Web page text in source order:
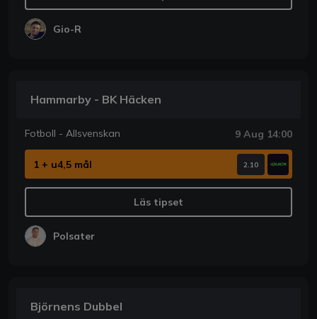
Gio-R
Hammarby - BK Häcken
Fotboll - Allsvenskan 9 Aug 14:00
1 + u4,5 mål 2.10
Läs tipset
Polsater
Björnens Dubbel